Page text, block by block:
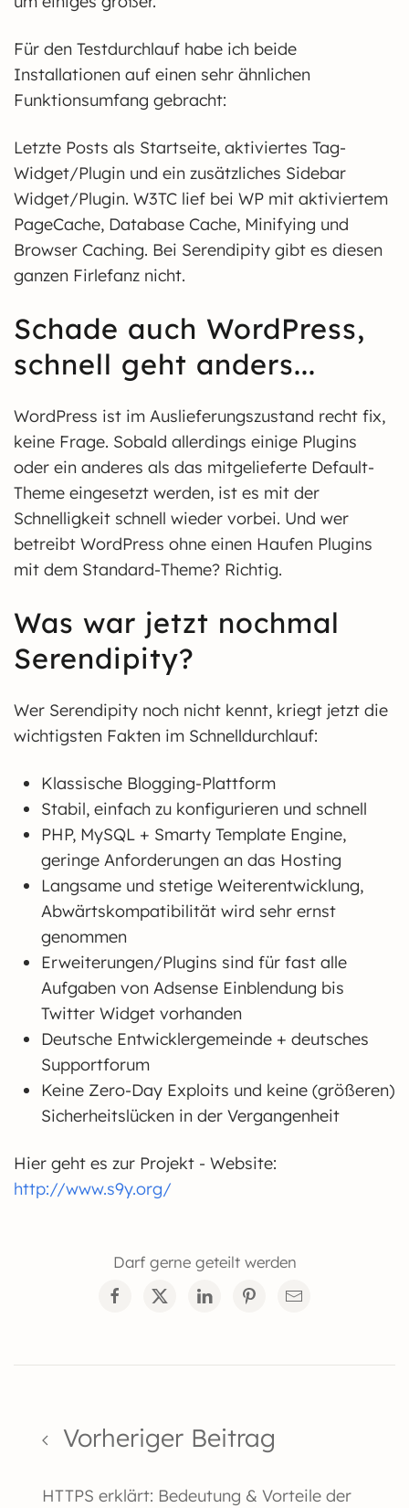
Für den Testdurchlauf habe ich beide
Installationen auf einen sehr ähnlichen
Funktionsumfang gebracht:
Letzte Posts als Startseite, aktiviertes Tag-
Widget/Plugin und ein zusätzliches Sidebar
Widget/Plugin. W3TC lief bei WP mit aktiviertem
PageCache, Database Cache, Minifying und
Browser Caching. Bei Serendipity gibt es diesen
ganzen Firlefanz nicht.
Schade auch WordPress,
schnell geht anders...
WordPress ist im Auslieferungszustand recht fix,
keine Frage. Sobald allerdings einige Plugins
oder ein anderes als das mitgelieferte Default-
Theme eingesetzt werden, ist es mit der
Schnelligkeit schnell wieder vorbei. Und wer
betreibt WordPress ohne einen Haufen Plugins
mit dem Standard-Theme? Richtig.
Was war jetzt nochmal
Serendipity?
Wer Serendipity noch nicht kennt, kriegt jetzt die
wichtigsten Fakten im Schnelldurchlauf:
Klassische Blogging-Plattform
Stabil, einfach zu konfigurieren und schnell
PHP, MySQL + Smarty Template Engine,
geringe Anforderungen an das Hosting
Langsame und stetige Weiterentwicklung,
Abwärtskompatibilität wird sehr ernst
genommen
Erweiterungen/Plugins sind für fast alle
Aufgaben von Adsense Einblendung bis
Twitter Widget vorhanden
Deutsche Entwicklergemeinde + deutsches
Supportforum
Keine Zero-Day Exploits und keine (größeren)
Sicherheitslücken in der Vergangenheit
Hier geht es zur Projekt - Website:
http://www.s9y.org/
Darf gerne geteilt werden
Vorheriger Beitrag
HTTPS erklärt: Bedeutung & Vorteile der